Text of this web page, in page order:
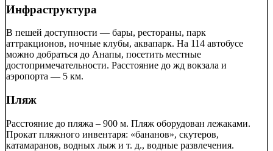
Инфраструктура
В пешей доступности — бары, рестораны, парк
аттракционов, ночные клубы, аквапарк. На 114 автобусе
можно добраться до Анапы, посетить местные
достопримечательности. Расстояние до жд вокзала и
аэропорта — 5 км.
Пляж
Расстояние до пляжа – 900 м. Пляж оборудован лежаками.
Прокат пляжного инвентаря: «бананов», скутеров,
катамаранов, водных лыж и т. д., водные развлечения.